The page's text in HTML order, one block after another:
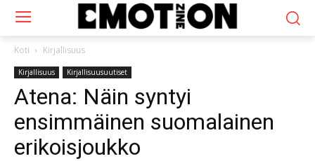
Koti Kirjallisuus
Kirjallisuus Kirjallisuusuutiset
Atena: Näin syntyi
ensimmäinen suomalainen
erikoisjoukko